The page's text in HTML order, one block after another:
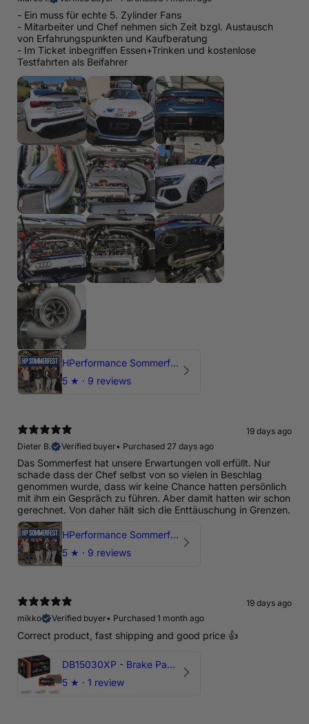
- Ein muss für echte 5. Zylinder Fans
- Mitarbeiter und Chef nehmen sich Zeit bzgl. Austausch
von Erfahrungspunkten und Kaufberatung
- Im Ticket inbegriffen Essen+Trinken und kostenlose
Testfahrten als Beifahrer
HPerformance Sommerfest 2026
5 ★ · 9 reviews
19 days ago
Dieter B.
Verified buyer• Purchased 27 days ago
Das Sommerfest hat unsere Erwartungen voll erfüllt. Nur
schade dass der Chef selbst von so vielen in Beschlag
genommen wurde, dass wir keine Chance hatten persönlich
mit ihm ein Gespräch zu führen. Aber damit hatten wir schon
gerechnet. Von daher hält sich die Enttäuschung in Grenzen.
HPerformance Sommerfest 2026
5 ★ · 9 reviews
19 days ago
mikko
Verified buyer• Purchased 1 month ago
Correct product, fast shipping and good price 👍
DB15030XP - Brake Pads Xtreme Performance | Front Axle
5 ★ · 1 review